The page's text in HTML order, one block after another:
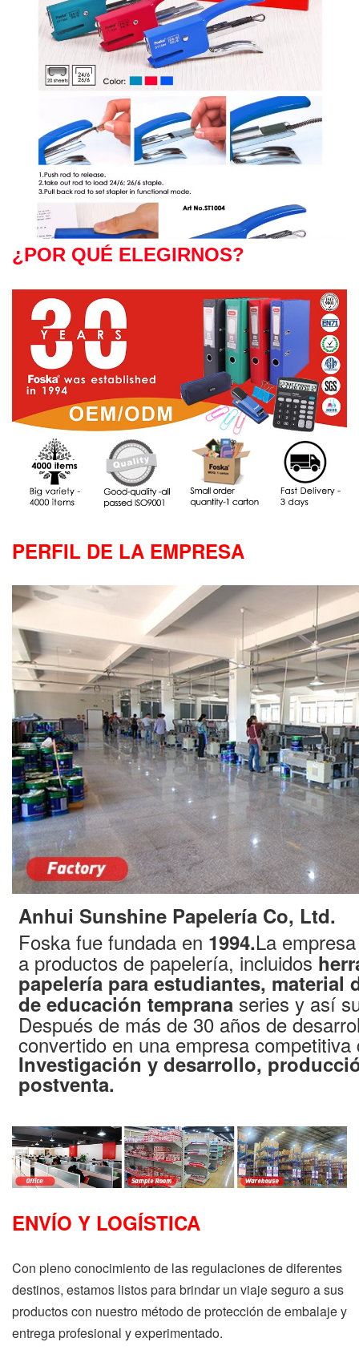
¿POR QUÉ ELEGIRNOS?
PERFIL DE LA EMPRESA
Anhui Sunshine Papelería Co, Ltd.
Foska fue fundada en 1994.La
a productos de papelería, incluidos
papelería para estudiantes,
de educación temprana series y así
Después de más de 30 años de
convertido en una empresa
Investigación y desarrollo,
postventa.
ENVÍO Y LOGÍSTICA
Con pleno conocimiento de las regulaciones de diferentes
destinos, estamos listos para brindar un viaje seguro a sus
productos con nuestro método de protección de embalaje y
entrega profesional y experimentado.